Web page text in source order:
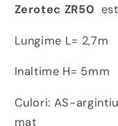
Zerotec ZR50
Lungime L= 2,7m
Inaltime H= 5mm
Culori: AS-
mat